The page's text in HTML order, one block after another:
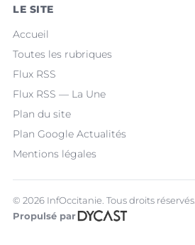
LE SITE
Accueil
Toutes les rubriques
Flux RSS
Flux RSS — La Une
Plan du site
Plan Google Actualités
Mentions légales
© 2026 InfOccitanie. Tous droits réservés.
Propulsé par